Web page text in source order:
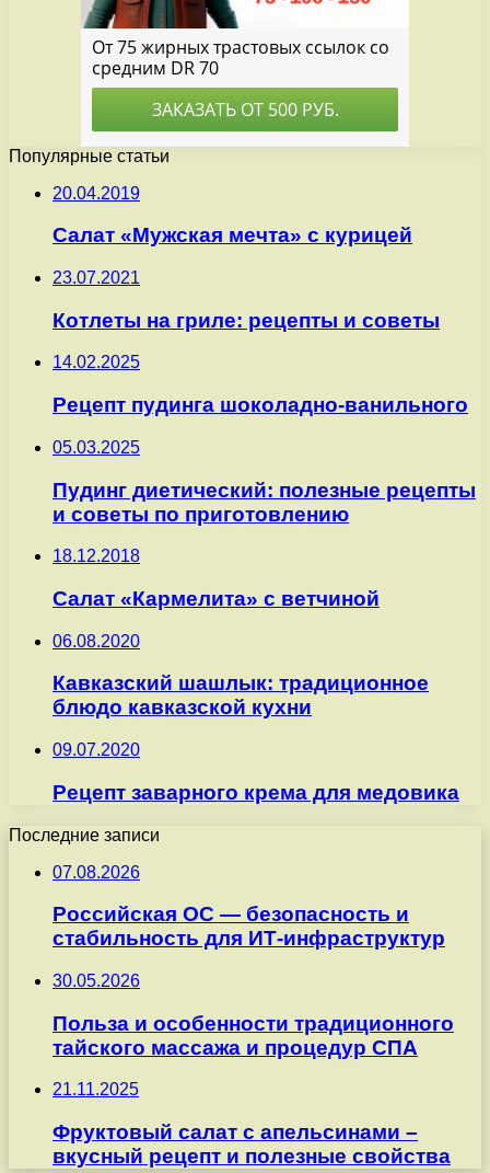
Популярные статьи
20.04.2019
Салат «Мужская мечта» с курицей
23.07.2021
Котлеты на гриле: рецепты и советы
14.02.2025
Рецепт пудинга шоколадно-ванильного
05.03.2025
Пудинг диетический: полезные рецепты
и советы по приготовлению
18.12.2018
Салат «Кармелита» с ветчиной
06.08.2020
Кавказский шашлык: традиционное
блюдо кавказской кухни
09.07.2020
Рецепт заварного крема для медовика
Последние записи
07.08.2026
Российская ОС — безопасность и
стабильность для ИТ-инфраструктур
30.05.2026
Польза и особенности традиционного
тайского массажа и процедур СПА
21.11.2025
Фруктовый салат с апельсинами –
вкусный рецепт и полезные свойства